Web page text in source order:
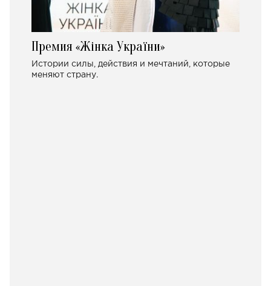
Премия «Жінка України»
Истории силы, действия и мечтаний, которые
меняют страну.